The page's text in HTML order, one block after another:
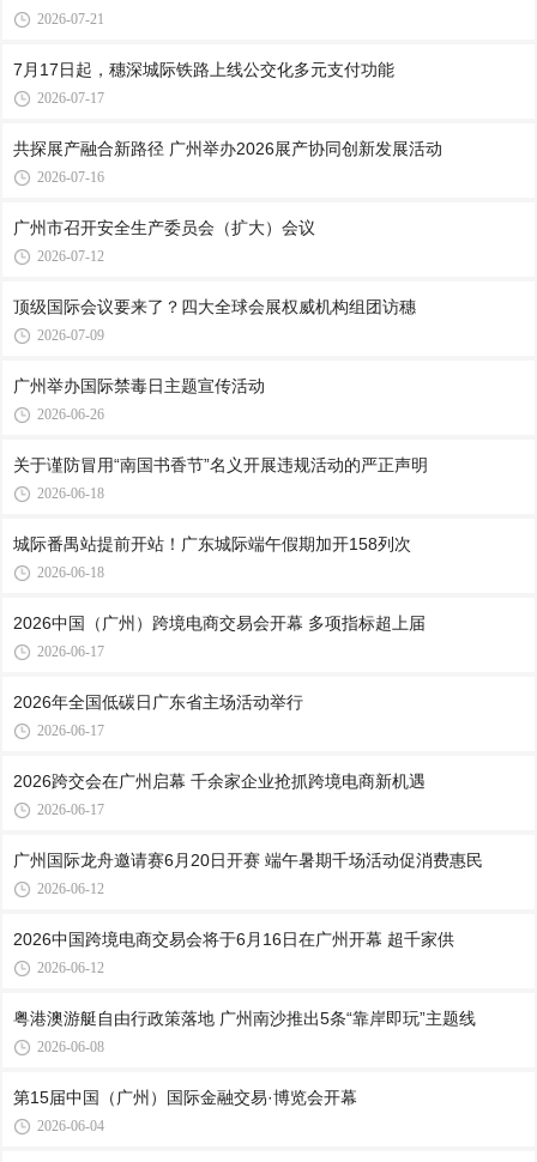
2026-07-21
7月17日起，穗深城际铁路上线公交化多元支付功能
2026-07-17
共探展产融合新路径 广州举办2026展产协同创新发展活动
2026-07-16
广州市召开安全生产委员会（扩大）会议
2026-07-12
顶级国际会议要来了？四大全球会展权威机构组团访穗
2026-07-09
广州举办国际禁毒日主题宣传活动
2026-06-26
关于谨防冒用“南国书香节”名义开展违规活动的严正声明
2026-06-18
城际番禺站提前开站！广东城际端午假期加开158列次
2026-06-18
2026中国（广州）跨境电商交易会开幕 多项指标超上届
2026-06-17
2026年全国低碳日广东省主场活动举行
2026-06-17
2026跨交会在广州启幕 千余家企业抢抓跨境电商新机遇
2026-06-17
广州国际龙舟邀请赛6月20日开赛 端午暑期千场活动促消费惠民
2026-06-12
2026中国跨境电商交易会将于6月16日在广州开幕 超千家供
2026-06-12
粤港澳游艇自由行政策落地 广州南沙推出5条“靠岸即玩”主题线
2026-06-08
第15届中国（广州）国际金融交易·博览会开幕
2026-06-04